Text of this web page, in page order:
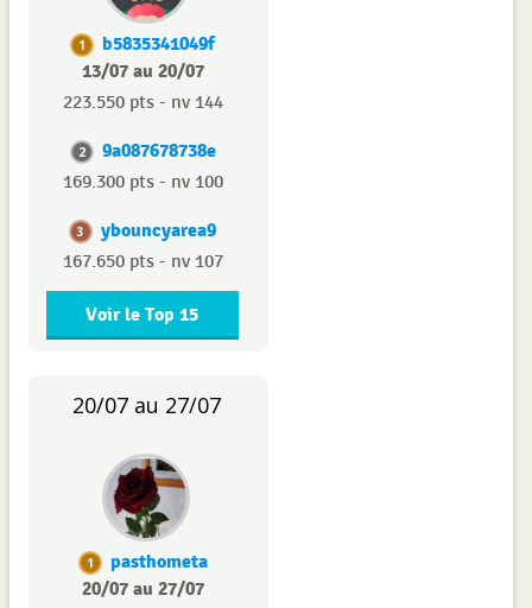
1
b5835341049f
13/07 au 20/07
223.550 pts - nv 144
2 9a087678738e
169.300 pts - nv 100
3 ybouncyarea9
167.650 pts - nv 107
Voir le Top 15
20/07 au 27/07
1
pasthometa
20/07 au 27/07